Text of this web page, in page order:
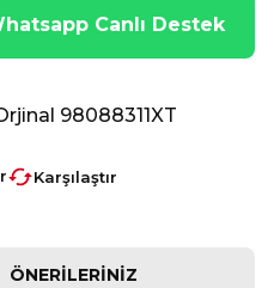
Canlı Destek
98088311XT
Karşılaştır
ÖNERILERINIZ